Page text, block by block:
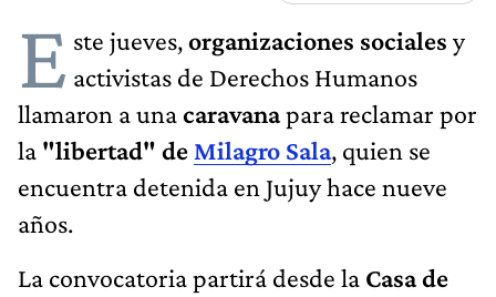
E ste jueves,organizaciones sociales y
activistas de Derechos Humanos
llamaron a unacaravanapara reclamar por
la "libertad" de Milagro Sala, quien se
encuentra detenida en Jujuy hace nueve
años.
La convocatoria partirá desde la Casa de